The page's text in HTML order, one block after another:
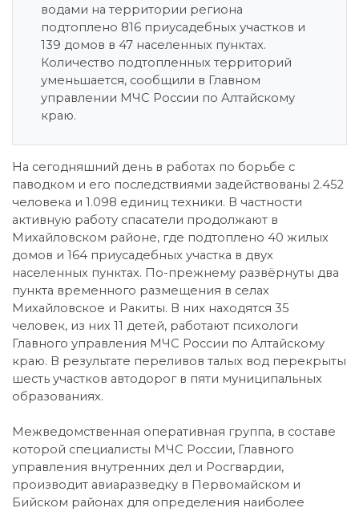
водами на территории региона
подтоплено 816 приусадебных участков и
139 домов в 47 населенных пунктах.
Количество подтопленных территорий
уменьшается, сообщили в Главном
управлении МЧС России по Алтайскому
краю.
На сегодняшний день в работах по борьбе с
паводком и его последствиями задействованы 2.452
человека и 1.098 единиц техники. В частности
активную работу спасатели продолжают в
Михайловском районе, где подтоплено 40 жилых
домов и 164 приусадебных участка в двух
населенных пунктах. По-прежнему развёрнуты два
пункта временного размещения в селах
Михайловское и Ракиты. В них находятся 35
человек, из них 11 детей, работают психологи
Главного управления МЧС России по Алтайскому
краю. В результате переливов талых вод перекрыты
шесть участков автодорог в пяти муниципальных
образованиях.
Межведомственная оперативная группа, в составе
которой специалисты МЧС России, Главного
управления внутренних дел и Росгвардии,
производит авиаразведку в Первомайском и
Бийском районах для определения наиболее